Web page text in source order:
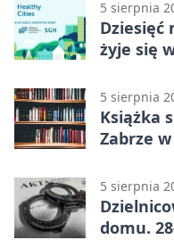
5 sierpnia
Dziesięć
żyje się
5 sierpnia
Książka
Zabrze
5 sierpnia
domu.